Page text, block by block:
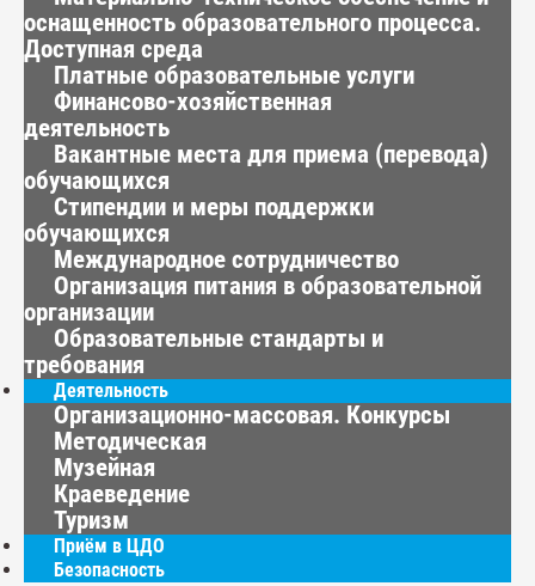
оснащенность образовательного процесса.
Доступная среда
Платные образовательные услуги
Финансово-хозяйственная
деятельность
Вакантные места для приема (перевода)
обучающихся
Стипендии и меры поддержки
обучающихся
Международное сотрудничество
Организация питания в образовательной
организации
Образовательные стандарты и
требования
Деятельность
Организационно-массовая. Конкурсы
Методическая
Музейная
Краеведение
Туризм
Приём в ЦДО
Безопасность